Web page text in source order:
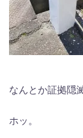
なんとか証拠隠
ホッ。